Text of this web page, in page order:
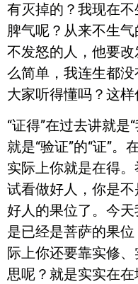
有灭掉的？我现在
脾气呢？从来不生
不发怒的人，他要
么简单，我连生都
大家听得懂吗？这样
“证得”在过去讲就是
就是“验证”的“证”。
实际上你就是在得
试看做好人，你是
好人的果位了。今
是已经是菩萨的果
际上你还要靠实修
思呢？就是实实在